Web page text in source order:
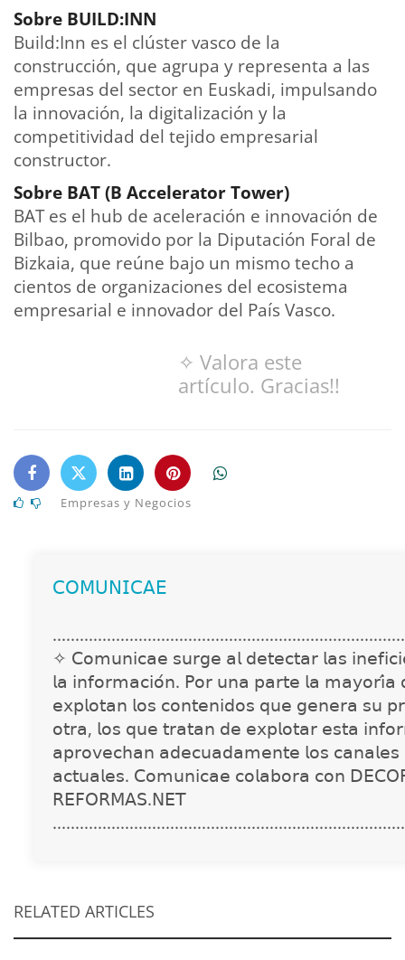
Sobre BUILD:INN
Build:Inn es el clúster vasco de la
construcción, que agrupa y representa a las
empresas del sector en Euskadi, impulsando
la innovación, la digitalización y la
competitividad del tejido empresarial
constructor.
Sobre BAT (B Accelerator Tower)
BAT es el hub de aceleración e innovación de
Bilbao, promovido por la Diputación Foral de
Bizkaia, que reúne bajo un mismo techo a
cientos de organizaciones del ecosistema
empresarial e innovador del País Vasco.
✧ Valora este
artículo. Gracias!!
Empresas y Negocios
𝖢𝖮𝖬𝖴𝖭𝖨𝖢𝖠𝖤
✧ 𝖢𝗈𝗆𝗎𝗇𝗂𝖼𝖺𝖾 𝗌𝗎𝗋𝗀𝖾 𝖺𝗅 𝖽𝖾𝗍𝖾𝖼𝗍𝖺𝗋 𝗅𝖺𝗌
𝗅𝖺 𝗂𝗇𝖿𝗈𝗋𝗆𝖺𝖼𝗂𝗈́𝗇. 𝖯𝗈𝗋 𝗎𝗇𝖺 𝗉𝖺𝗋𝗍𝖾 𝗅𝖺
𝖾𝗑𝗉𝗅𝗈𝗍𝖺𝗇 𝗅𝗈𝗌 𝖼𝗈𝗇𝗍𝖾𝗇𝗂𝖽𝗈𝗌 𝗊𝗎𝖾 𝗀𝖾𝗇𝖾𝗋𝖺 𝗌𝗎
𝗈𝗍𝗋𝖺, 𝗅𝗈𝗌 𝗊𝗎𝖾 𝗍𝗋𝖺𝗍𝖺𝗇 𝖽𝖾 𝖾𝗑𝗉𝗅𝗈𝗍𝖺𝗋 𝖾𝗌𝗍𝖺
𝖺𝗉𝗋𝗈𝗏𝖾𝖼𝗁𝖺𝗇 𝖺𝖽𝖾𝖼𝗎𝖺𝖽𝖺𝗆𝖾𝗇𝗍𝖾 𝗅𝗈𝗌
𝖺𝖼𝗍𝗎𝖺𝗅𝖾𝗌. 𝖢𝗈𝗆𝗎𝗇𝗂𝖼𝖺𝖾 𝖼𝗈𝗅𝖺𝖻𝗈𝗋𝖺 𝖼𝗈𝗇
𝖱𝖤𝖥𝖮𝖱𝖬𝖠𝖲.𝖭𝖤𝖳
RELATED ARTICLES